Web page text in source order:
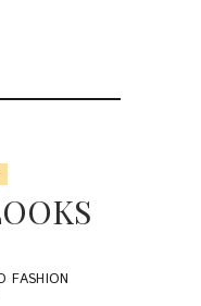
FASHION